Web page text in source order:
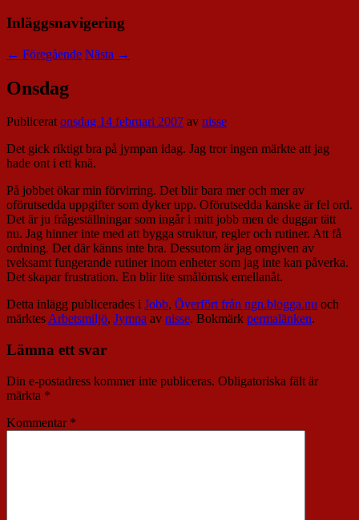
Inläggsnavigering
← Föregående Nästa →
Onsdag
Publiceratonsdag 14 februari 2007 av nisse
Det gick riktigt bra på jympan idag. Jag tror ingen märkte att jag
hade ont i ett knä.
På jobbet ökar min förvirring. Det blir bara mer och mer av
oförutsedda uppgifter som dyker upp. Oförutsedda kanske är fel ord.
Det är ju frågeställningar som ingår i mitt jobb men de duggar tätt
nu. Jag hinner inte med att bygga struktur, regler och rutiner. Att få
ordning. Det där känns inte bra. Dessutom är jag omgiven av
tveksamt fungerande rutiner inom enheter som jag inte kan påverka.
Det skapar frustration. En blir lite smålömsk emellanåt.
Detta inlägg publicerades i Jobb, Överfört från ngn.blogga.nu och
märktesArbetsmiljö, Jympa av nisse. Bokmärk permalänken.
Lämna ett svar
Din e-postadress kommer inte publiceras. Obligatoriska fält är
märkta *
Kommentar *